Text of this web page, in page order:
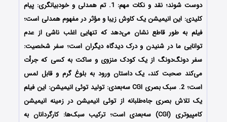
دوست شوند؛ نقد و نکات مهم: 1. تم همدلی و خودبیانگری: پیام
کلیدی: این انیمیشن یک کاوش زیبا و مؤثر در مفهوم همدلی است؛
فیلم به طور قاطع نشان می‌دهد که تنهایی اغلب ناشی از عدم
توانایی ما در شنیدن و درک دیدگاه دیگران است؛ سفر شخصیت:
سفر دونگ‌دونگ از یک کودک منزوی و ساکت به کسی که جرأت
می‌کند صحبت کند، یک داستان ورود به بلوغ گرم و قابل لمس
است؛ 2. سبک بصری CGI سه‌بعدی: تولید توئی انیمیشن: این فیلم
یک تلاش بصری جاه‌طلبانه از توئی انیمیشن در زمینه انیمیشن
کامپیوتری (CGI) سه‌بعدی است؛ ترکیب سبک‌ها: کارگردانان به